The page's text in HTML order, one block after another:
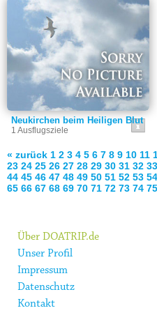
Neukirchen beim Heiligen Blut
1 Ausflugsziele
« zurück 1 2 3 4 5 6 7 8 9 10 11
23 24 25 26 27 28 29 30 31 32 33
44 45 46 47 48 49 50 51 52 53 54
65 66 67 68 69 70 71 72 73 74 75
Über DOATRIP.de
Unser Profil
Impressum
Datenschutz
Kontakt